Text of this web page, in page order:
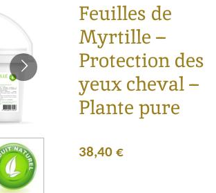
Feuilles de
Myrtille –
Protection des
yeux cheval –
Plante pure
38,40 €